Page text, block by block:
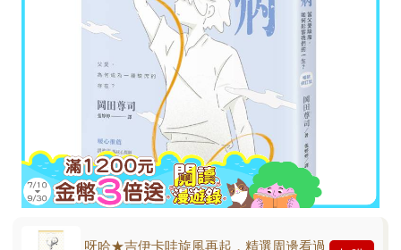
呀哈★吉伊卡哇旋風再起，精選周邊看過